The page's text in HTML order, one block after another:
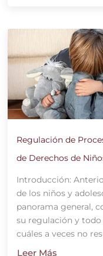
Regulación de
de Derechos de
Introducción:
de los niños y
panorama general,
su regulación y
cuáles a veces no
Leer Más